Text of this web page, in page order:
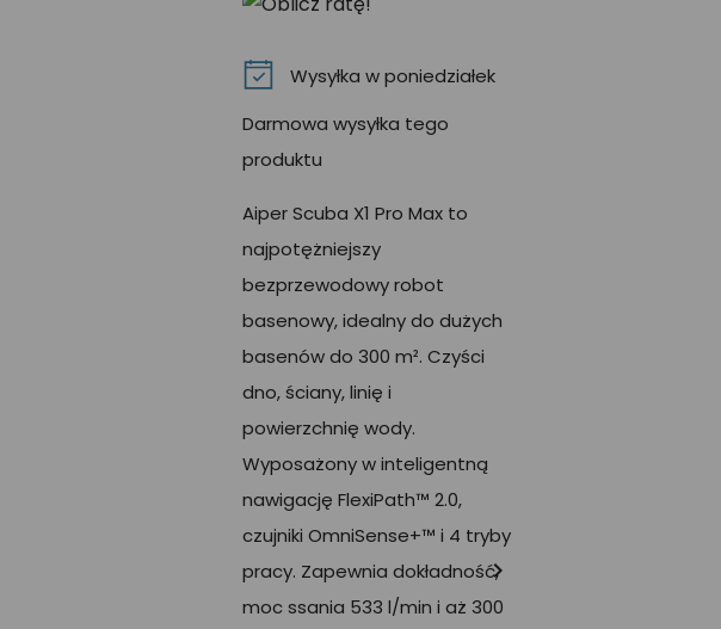

Wysyłka w poniedziałek
Darmowa wysyłka tego
produktu
Aiper Scuba X1 Pro Max to
najpotężniejszy
bezprzewodowy robot
basenowy, idealny do dużych
basenów do 300 m². Czyści
dno, ściany, linię i
powierzchnię wody.
Wyposażony w inteligentną
nawigację FlexiPath™ 2.0,
czujniki OmniSense+™ i 4 tryby
pracy. Zapewnia dokładność,
moc ssania 533 l/min i aż 300